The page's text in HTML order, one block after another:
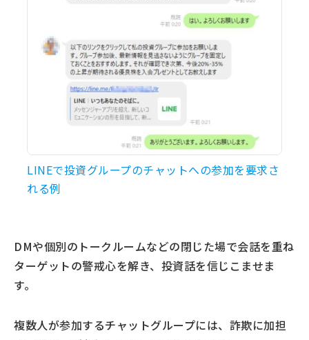
LINEで投資グループのチャットへの参加を要求さ
れる例
DMや個別のトークルームなどの閉じた場で会話を重ね
ターゲットの警戒心を解き、投資話を信じこませま
す。
複数人が参加するチャットグループには、詐欺に加担